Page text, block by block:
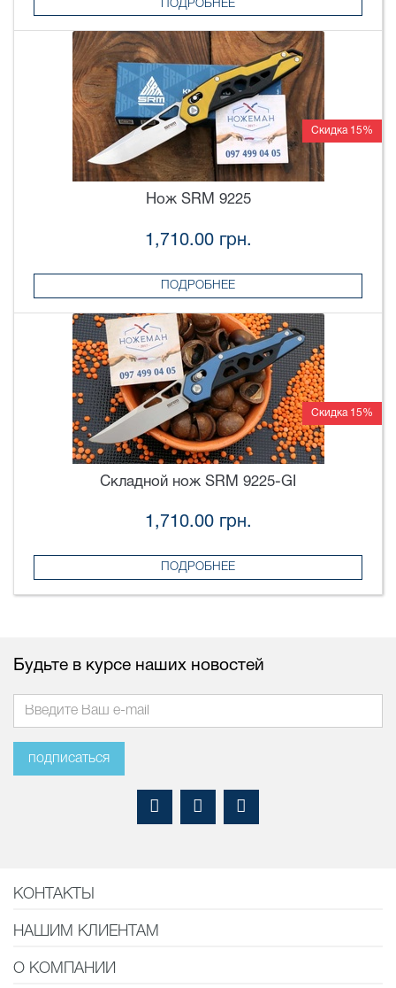
ПОДРОБНЕЕ
Скидка 15%
Нож SRM 9225
1,710.00 грн.
ПОДРОБНЕЕ
Скидка 15%
Складной нож SRM 9225-GI
1,710.00 грн.
ПОДРОБНЕЕ
Будьте в курсе наших новостей
подписаться
КОНТАКТЫ
НАШИМ КЛИЕНТАМ
О КОМПАНИИ